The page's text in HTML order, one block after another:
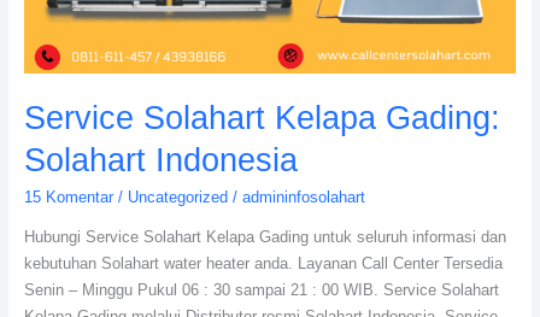
Service Solahart Kelapa Gading:
Solahart Indonesia
15 Komentar / Uncategorized / admininfosolahart
Hubungi Service Solahart Kelapa Gading untuk seluruh informasi dan
kebutuhan Solahart water heater anda. Layanan Call Center Tersedia
Senin – Minggu Pukul 06 : 30 sampai 21 : 00 WIB. Service Solahart